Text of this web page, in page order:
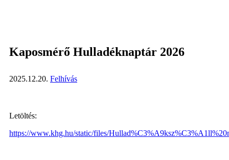
Kaposmérő Hulladéknaptár 2026
2025.12.20. Felhívás
Letöltés:
https://www.khg.hu/static/files/